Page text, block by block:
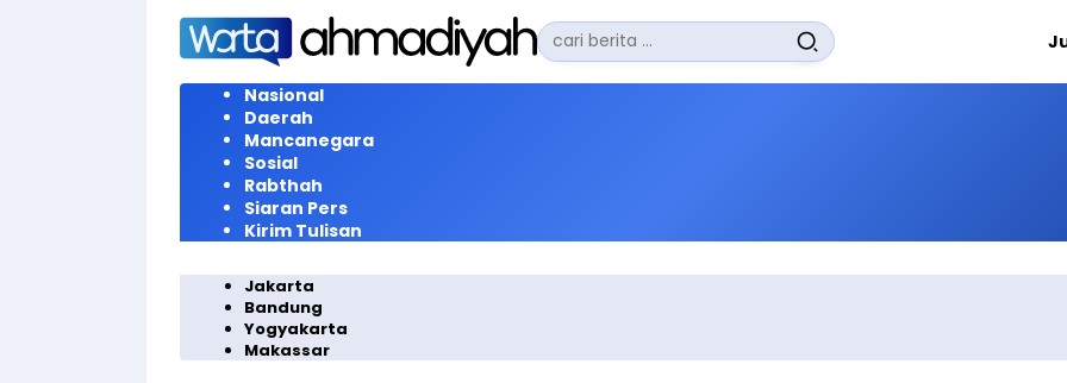
Langsung
konten
Pencarian
untuk:
Nasional
Daerah
Mancanegara
Sosial
Rabthah
Siaran Pers
Kirim Tulisan
Jakarta
Bandung
Yogyakarta
Makassar